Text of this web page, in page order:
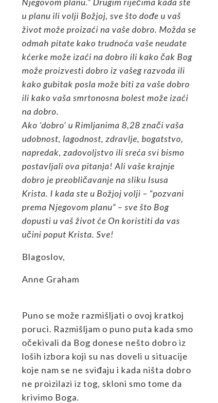
u planu ili volji Božjoj, sve što dođe u vaš
život može proizaći na vaše dobro. Možda se
odmah pitate kako trudnoća vaše neudate
kćerke može izaći na dobro ili kako čak Bog
može proizvesti dobro iz vašeg razvoda ili
kako gubitak posla može biti za vaše dobro
ili kako vaša smrtonosna bolest može izaći
na dobro.
Ako ‘dobro’ u Rimljanima 8,28 znači vaša
udobnost, lagodnost, zdravlje, bogatstvo,
napredak, zadovoljstvo ili sreća svi bismo
postavljali ova pitanja! Ali vaše krajnje
dobro je preobličavanje na sliku Isusa
Krista. I kada ste u Božjoj volji – “pozvani
prema Njegovom planu” – sve što Bog
dopusti u vaš život će On koristiti da vas
učini poput Krista. Sve!
Blagoslov,
Anne Graham
Puno se može razmišljati o ovoj kratkoj
poruci. Razmišljam o puno puta kada smo
očekivali da Bog donese nešto dobro iz
loših izbora koji su nas doveli u situacije
koje nam se ne sviđaju i kada ništa dobro
ne proizilazi iz tog, skloni smo tome da
krivimo Boga.